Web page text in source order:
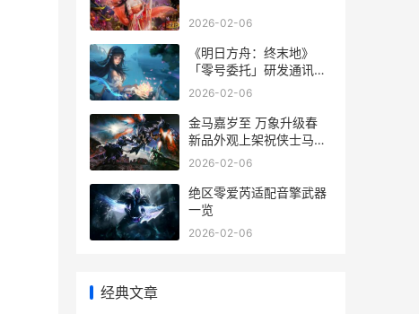
2026-02-06
《明日方舟：终末地》
「零号委托」研发通讯上
线 明日方舟终末地官网
2026-02-06
金马嘉岁至 万象升级春
新品外观上架祝侠士马到
功成
2026-02-06
绝区零爱芮适配音擎武器
一览
2026-02-06
经典文章